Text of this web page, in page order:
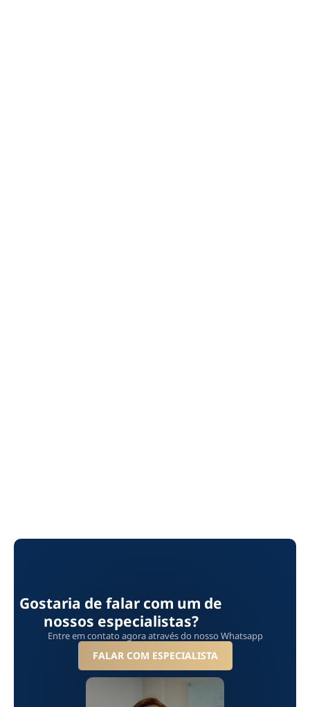
Gostaria de falar com um de
nossos especialistas?
Entre em contato agora através do nosso Whatsapp
FALAR COM ESPECIALISTA